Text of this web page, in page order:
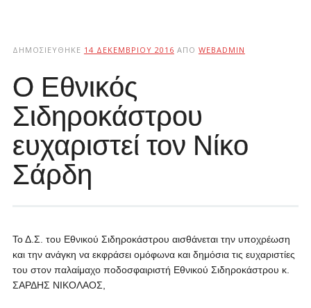
ΔΗΜΟΣΙΕΎΘΗΚΕ 14 ΔΕΚΕΜΒΡΊΟΥ 2016 ΑΠΌ WEBADMIN
Ο Εθνικός
Σιδηροκάστρου
ευχαριστεί τον Νίκο
Σάρδη
Το Δ.Σ. του Εθνικού Σιδηροκάστρου αισθάνεται την υποχρέωση
και την ανάγκη να εκφράσει ομόφωνα και δημόσια τις ευχαριστίες
του στον παλαίμαχο ποδοσφαιριστή Εθνικού Σιδηροκάστρου κ.
ΣΑΡΔΗΣ ΝΙΚΟΛΑΟΣ,